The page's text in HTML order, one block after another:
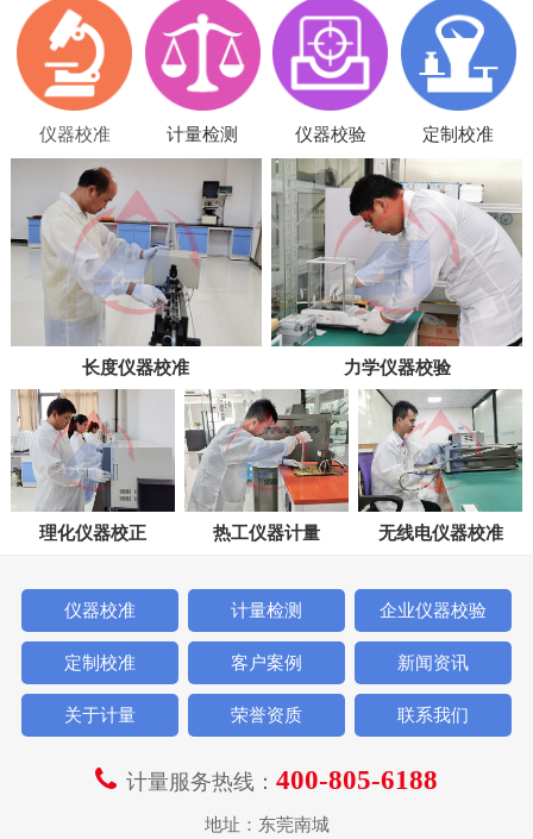
仪器校准 计量检测 仪器校验 定制校准
长度仪器校准 力学仪器校验
理化仪器校正 热工仪器计量 无线电仪器校准
仪器校准 计量检测 企业仪器校验
定制校准 客户案例 新闻资讯
关于计量 荣誉资质 联系我们
计量服务热线： 400-805-6188
地址：东莞南城